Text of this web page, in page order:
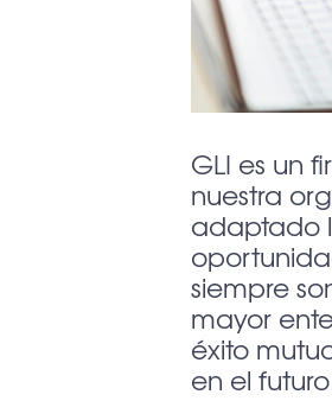
GLI es un
nuestra
adaptado
siempre
mayor
éxito
en el